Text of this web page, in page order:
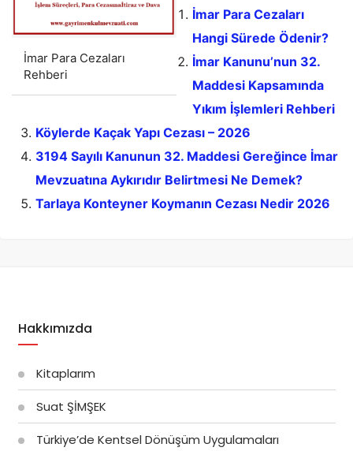
İmar Para Cezaları
Rehberi
İmar Para Cezaları
Hangi Sürede Ödenir?
İmar Kanunu’nun 32.
Maddesi Kapsamında
Yıkım İşlemleri Rehberi
Köylerde Kaçak Yapı Cezası – 2026
3194 Sayılı Kanunun 32. Maddesi Gereğince İmar
Mevzuatına Aykırıdır Belirtmesi Ne Demek?
Tarlaya Konteyner Koymanın Cezası Nedir 2026
Hakkımızda
Kitaplarım
Suat ŞİMŞEK
Türkiye’de Kentsel Dönüşüm Uygulamaları